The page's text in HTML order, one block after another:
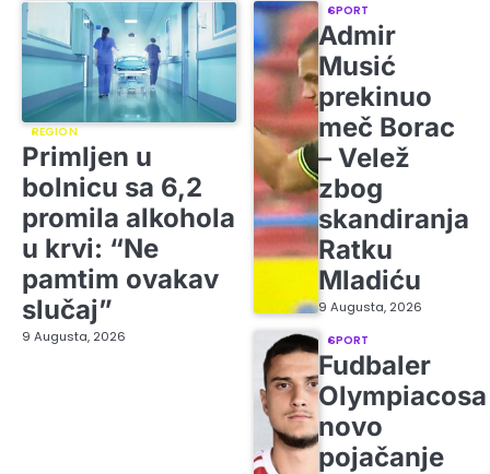
REGION
Primljen u
bolnicu sa 6,2
promila alkohola
u krvi: “Ne
pamtim ovakav
slučaj”
9 Augusta, 2026
SPORT
Admir
Musić
prekinuo
meč Borac
– Velež
zbog
skandiranja
Ratku
Mladiću
9 Augusta, 2026
SPORT
Fudbaler
Olympiacosa
novo
pojačanje